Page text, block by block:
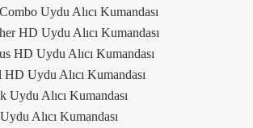
Uydu Alıcı Kumandası
HD Uydu Alıcı Kumandası
HD Uydu Alıcı Kumandası
Uydu Alıcı Kumandası
Uydu Alıcı Kumandası
Alıcı Kumandası